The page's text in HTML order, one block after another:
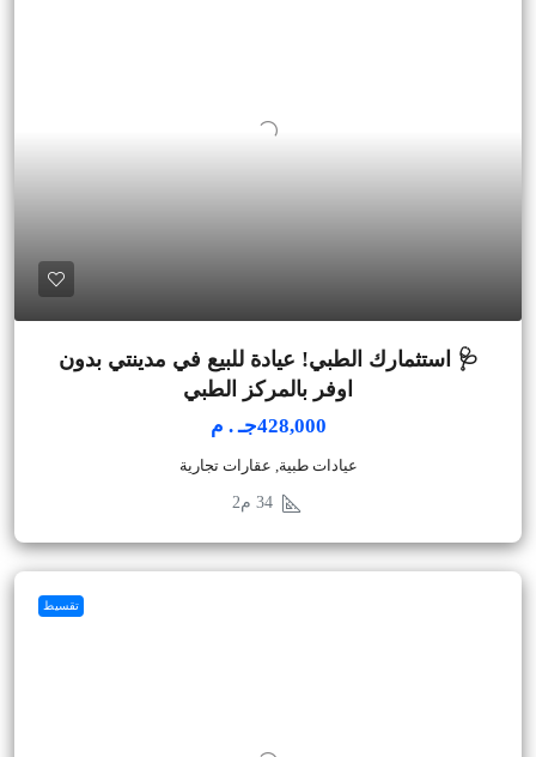
🩺 استثمارك الطبي! عيادة للبيع في مدينتي بدون
اوفر بالمركز الطبي
428,000جـ . م
عيادات طبية, عقارات تجارية
34 م2
تقسيط